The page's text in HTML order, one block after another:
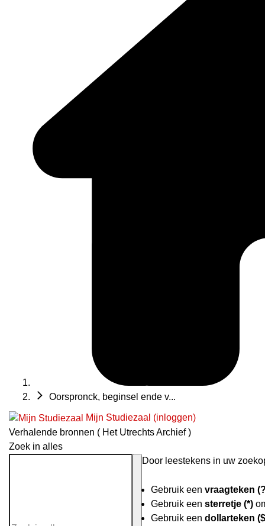
Oorspronck, beginsel ende v...
Mijn Studiezaal (inloggen)
Verhalende bronnen ( Het Utrechts Archief )
Zoek in alles
Door leestekens in uw
Gebruik een vraagteken
Gebruik een sterretje (*)
Gebruik een dollarteken